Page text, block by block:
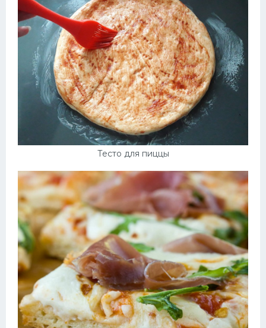
Тесто для пиццы